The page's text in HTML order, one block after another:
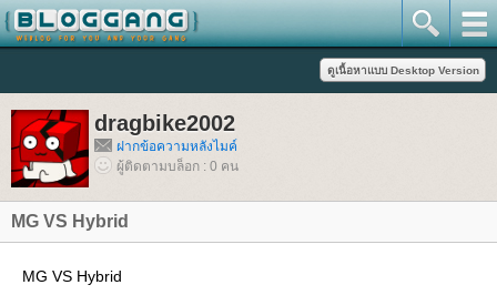
dragbike2002
ฝากข้อความหลังไมค์
ผู้ติดตามบล็อก : 0 คน
MG VS Hybrid
MG VS Hybrid